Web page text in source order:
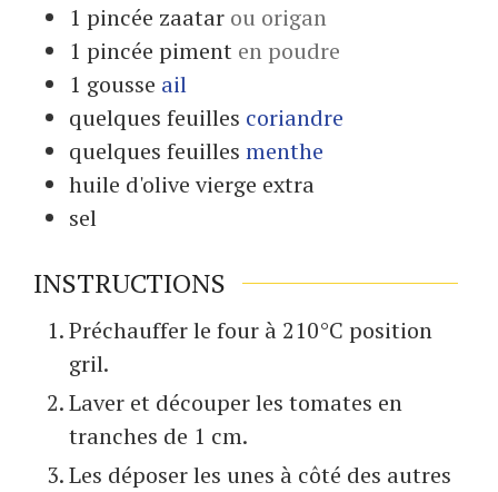
1 pincée zaatar ou origan
1 pincée piment en poudre
1 gousse ail
quelques feuilles coriandre
quelques feuilles menthe
huile d'olive vierge extra
sel
INSTRUCTIONS
Préchauffer le four à 210°C position
gril.
Laver et découper les tomates en
tranches de 1 cm.
Les déposer les unes à côté des autres